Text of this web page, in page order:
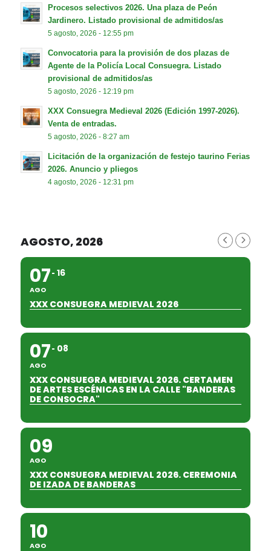
Procesos selectivos 2026. Una plaza de Peón
Jardinero. Listado provisional de admitidos/as
5 agosto, 2026 - 12:55 pm
Convocatoria para la provisión de dos plazas de
Agente de la Policía Local Consuegra. Listado
provisional de admitidos/as
5 agosto, 2026 - 12:19 pm
XXX Consuegra Medieval 2026 (Edición 1997-2026).
Venta de entradas.
5 agosto, 2026 - 8:27 am
Licitación de la organización de festejo taurino Ferias
2026. Anuncio y pliegos
4 agosto, 2026 - 12:31 pm
AGOSTO, 2026
07
AGO
16
XXX CONSUEGRA MEDIEVAL 2026
07
AGO
08
XXX CONSUEGRA MEDIEVAL 2026. CERTAMEN
DE ARTES ESCÉNICAS EN LA CALLE "BANDERAS
DE CONSOCRA"
09
AGO
XXX CONSUEGRA MEDIEVAL 2026. CEREMONIA
DE IZADA DE BANDERAS
10
AGO